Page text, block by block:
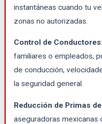
instantáneas cuando tu
zonas no autorizadas.
Control de Conductores:
familiares o empleados,
de conducción,
la seguridad general.
Reducción de Primas
aseguradoras